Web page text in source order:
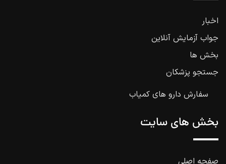
اخبار
جواب آزمایش آنلاین
بخش ها
جستجو پزشکان
سفارش دارو های کمیاب
بخش های سایت
صفحه اصلی